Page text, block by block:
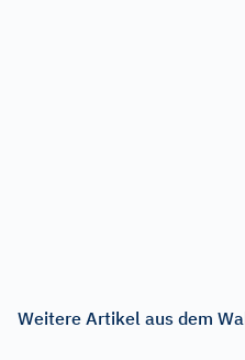
Weitere Artikel aus dem